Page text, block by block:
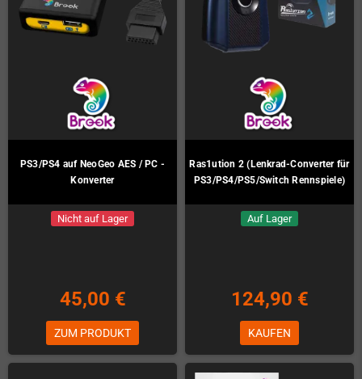
PS3/PS4 auf NeoGeo AES / PC -
Konverter
Nicht auf Lager
45,00 €
ZUM PRODUKT
Ras1ution 2 (Lenkrad-Converter für
PS3/PS4/PS5/Switch Rennspiele)
Auf Lager
124,90 €
KAUFEN